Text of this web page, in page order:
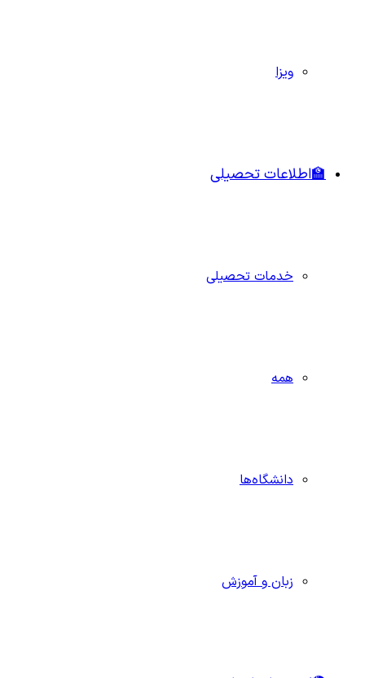
ویزا
🏫اطلاعات تحصیلی
خدمات تحصیلی
همه
دانشگاه‌ها
زبان و آموزش